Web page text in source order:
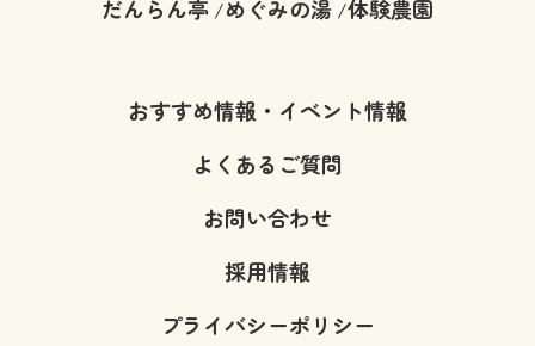
だんらん亭 /めぐみの湯 /体験農園
おすすめ情報・イベント情報
よくあるご質問
お問い合わせ
採用情報
プライバシーポリシー